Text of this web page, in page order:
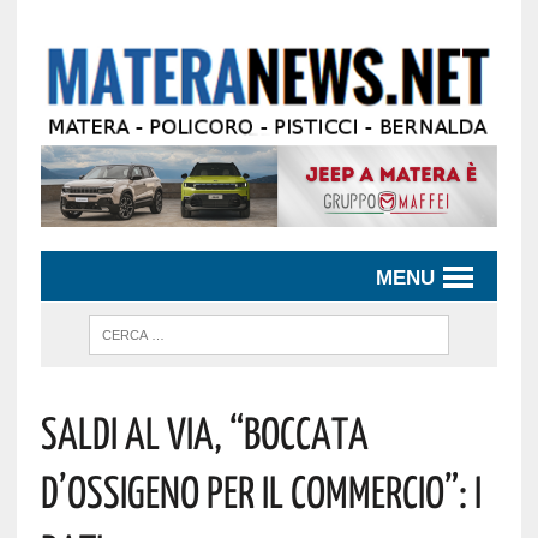
MENU
Saldi Al Via, “boccata
D’ossigeno Per Il Commercio”: I